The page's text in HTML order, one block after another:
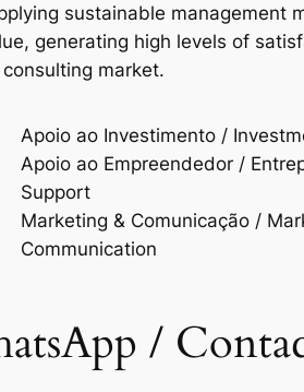
sustainable
generating high levels of
market.
Apoio ao Investimento /
Apoio ao Empreendedor /
Support
Marketing & Comunicação /
Communication
/